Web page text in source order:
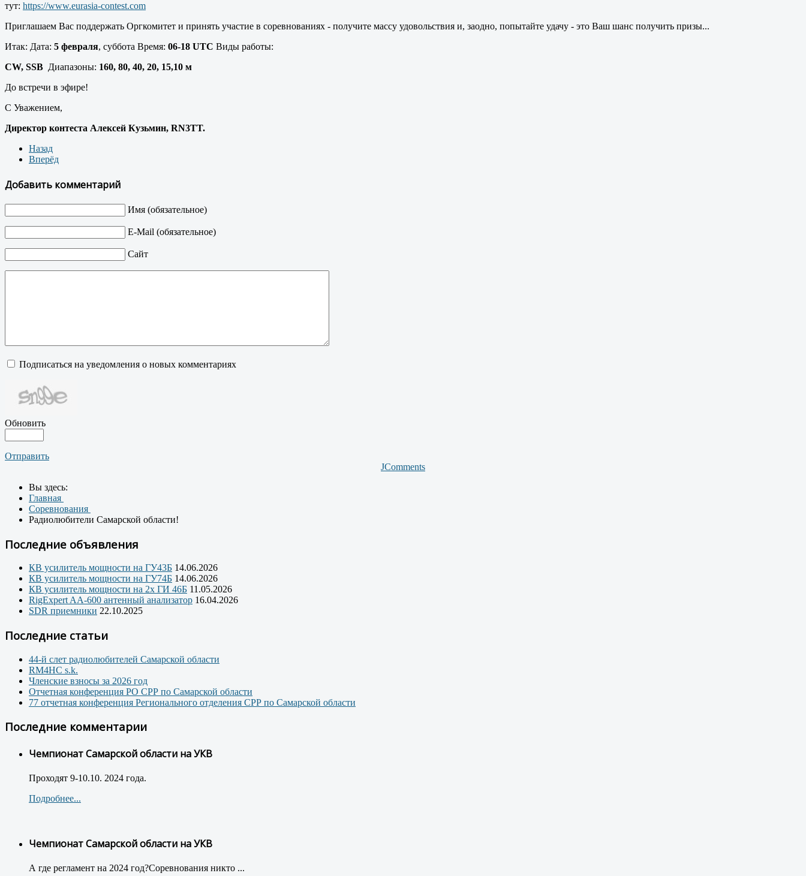
тут: https://www.eurasia-contest.com
Приглашаем Вас поддержать Оргкомитет и принять участие в соревнованиях - получите массу удовольствия и, заодно, попытайте удачу - это Ваш шанс получить призы...
Итак: Дата: 5 февраля, суббота Время: 06-18 UTC Виды работы:
CW, SSB Диапазоны: 160, 80, 40, 20, 15,10 м
До встречи в эфире!
С Уважением,
Директор контеста Алексей Кузьмин, RN3TT.
Назад
Вперёд
Добавить комментарий
Имя (обязательное)
E-Mail (обязательное)
Сайт
Подписаться на уведомления о новых комментариях
Обновить
Отправить
JComments
Вы здесь:
Главная
Соревнования
Радиолюбители Самарской области!
Последние объявления
КВ усилитель мощности на ГУ43Б 14.06.2026
КВ усилитель мощности на ГУ74Б 14.06.2026
КВ усилитель мощности на 2х ГИ 46Б 11.05.2026
RigExpert AA-600 антенный анализатор 16.04.2026
SDR приемники 22.10.2025
Последние статьи
44-й слет радиолюбителей Самарской области
RM4HC s.k.
Членские взносы за 2026 год
Отчетная конференция РО СРР по Самарской области
77 отчетная конференция Регионального отделения СРР по Самарской области
Последние комментарии
Чемпионат Самарской области на УКВ
Проходят 9-10.10. 2024 года.
Подробнее...
Чемпионат Самарской области на УКВ
А где регламент на 2024 год?Соревнования никто ...